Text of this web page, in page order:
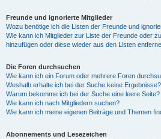
Freunde und ignorierte Mitglieder
Wozu benötige ich die Listen der Freunde und
Wie kann ich Mitglieder zur Liste der Freunde oder
hinzufügen oder diese wieder aus den Listen
Die Foren durchsuchen
Wie kann ich ein Forum oder mehrere Foren
Weshalb erhalte ich bei der Suche keine Ergebnisse?
Warum bekomme ich bei der Suche eine leere Seite?
Wie kann ich nach Mitgliedern suchen?
Wie kann ich meine eigenen Beiträge und Themen
Abonnements und Lesezeichen